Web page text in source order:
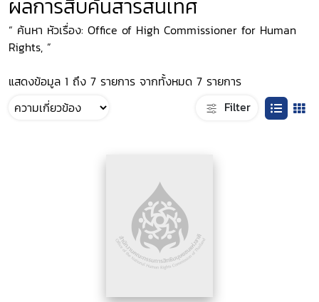
ผลการสืบค้นสารสนเทศ
“ ค้นหา หัวเรื่อง: Office of High Commissioner for Human
Rights, ”
แสดงข้อมูล 1 ถึง 7 รายการ จากทั้งหมด 7 รายการ
Filter